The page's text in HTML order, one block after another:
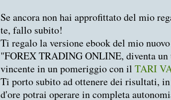
Se ancora non hai approfittato del mio
te, fallo subito!
Ti regalo la versione ebook del mio
"FOREX TRADING ONLINE, diventa un
vincente in un pomeriggio con il TARI
Ti porto subito ad ottenere dei risultati,
d'ore potrai operare in completa